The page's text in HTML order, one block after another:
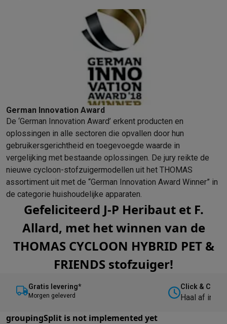
German Innovation Award
De ‘German Innovation Award’ erkent producten en
oplossingen in alle sectoren die opvallen door hun
gebruikersgerichtheid en toegevoegde waarde in
vergelijking met bestaande oplossingen. De jury reikte de
nieuwe cycloon-stofzuigermodellen uit het THOMAS
assortiment uit met de “German Innovation Award Winner” in
de categorie huishoudelijke apparaten.
Gefeliciteerd J-P Heribaut et F.
Allard, met het winnen van de
THOMAS CYCLOON HYBRID PET &
FRIENDS stofzuiger!
Gratis levering*
M orgen geleverd
Click &
Haal af in
groupingSplit is not implemented yet